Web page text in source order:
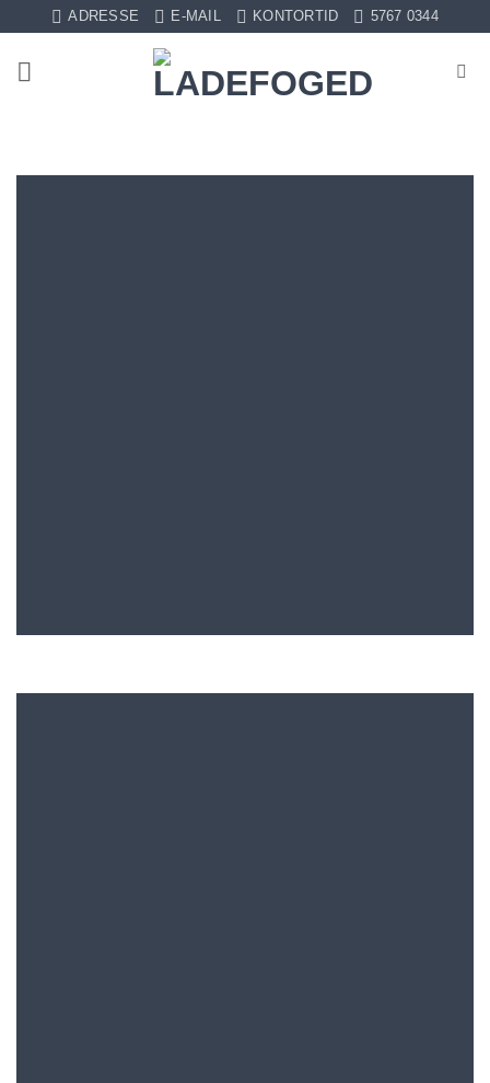
Fortsæt
indhold
ADRESSE E-MAIL KONTORTID 5767 0344